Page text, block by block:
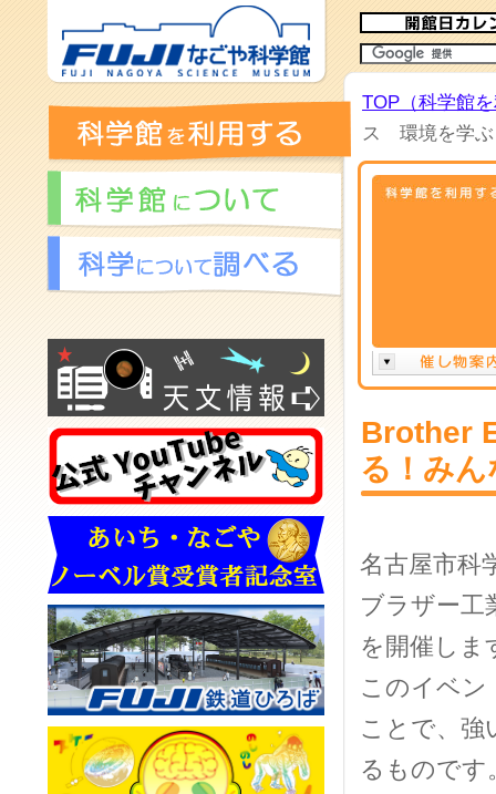
TOP（科学館
ス 環境を学ぶ
Brother
る！み
名古屋市科
ブラザー工
を開催しま
このイベン
ことで、強
るものです